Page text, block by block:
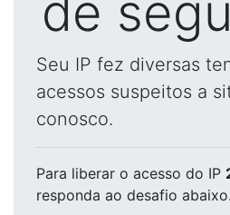
de
Seu IP fez diversas
acessos suspeitos a
conosco.
Para liberar o acesso do IP
responda ao desafio abaixo.